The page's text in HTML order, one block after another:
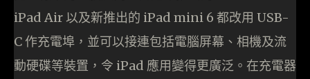
iPad Air 以及新推出的 iPad mini 6 都改用 USB-
C 作充電埠，並可以接連包括電腦屏幕、相機及流
動硬碟等裝置，令 iPad 應用變得更廣泛。在充電器